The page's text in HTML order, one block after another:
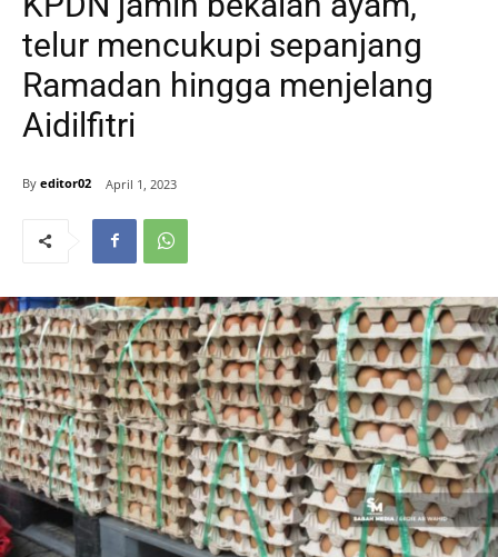
telur mencukupi sepanjang
Ramadan hingga menjelang
Aidilfitri
By editor02 April 1, 2023